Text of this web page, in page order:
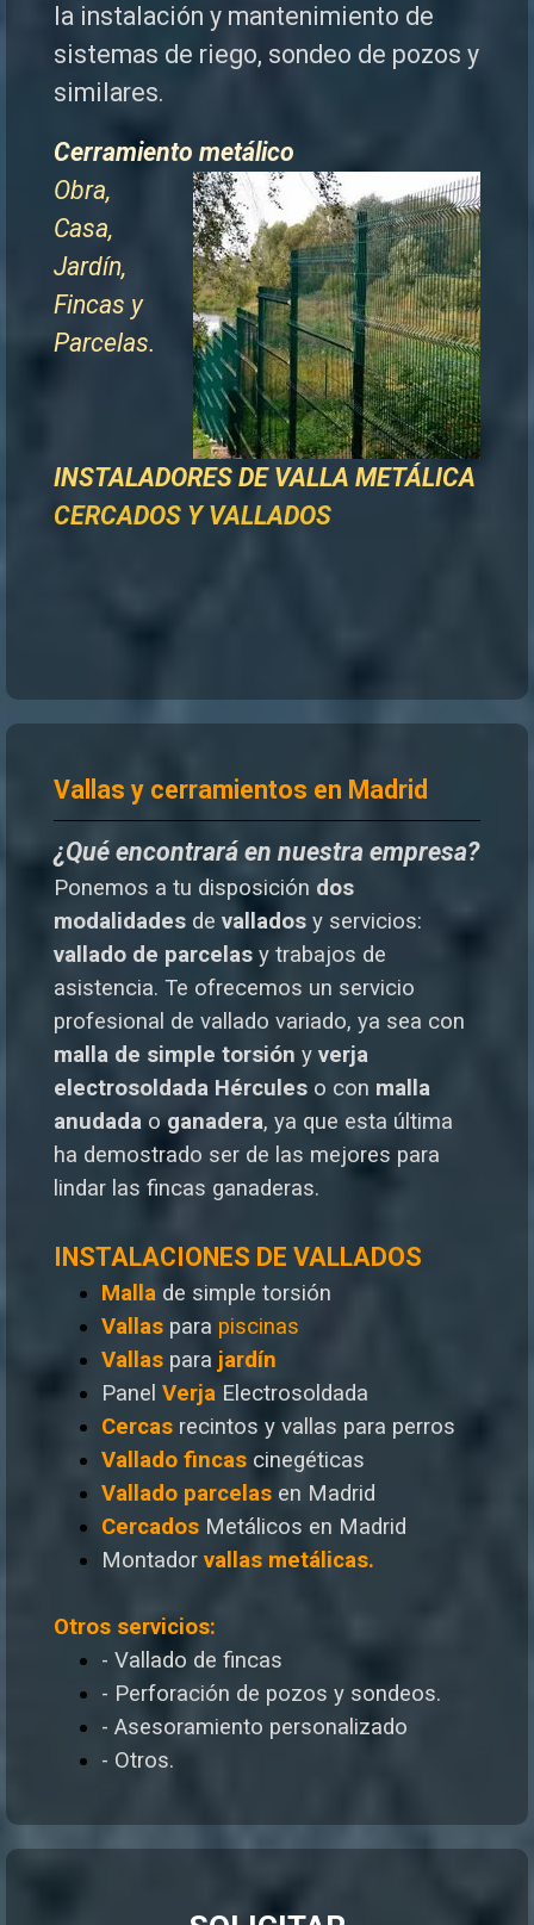
la instalación y mantenimiento de
sistemas de riego, sondeo de pozos y
similares.
Cerramiento metálico
Obra,
Casa,
Jardín,
Fincas y
Parcelas.
INSTALADORES DE VALLA METÁLICA
CERCADOS Y VALLADOS
Vallas y cerramientos en Madrid
¿Qué encontrará en nuestra empresa?
Ponemos a tu disposición dos
modalidades de vallados y servicios:
vallado de parcelas y trabajos de
asistencia. Te ofrecemos un servicio
profesional de vallado variado, ya sea con
malla de simple torsión y verja
electrosoldada Hércules o con malla
anudada o ganadera, ya que esta última
ha demostrado ser de las mejores para
lindar las fincas ganaderas.
INSTALACIONES DE VALLADOS
Malla de simple torsión
Vallas para piscinas
Vallas para jardín
Panel Verja Electrosoldada
Cercas recintos y vallas para perros
Vallado fincas cinegéticas
Vallado parcelas en Madrid
Cercados Metálicos en Madrid
Montador vallas metálicas.
Otros servicios:
- Vallado de fincas
- Perforación de pozos y sondeos.
- Asesoramiento personalizado
- Otros.